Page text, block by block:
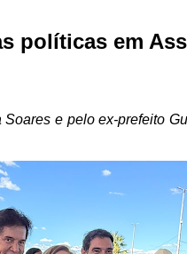
políticas em
e pelo ex-prefeito